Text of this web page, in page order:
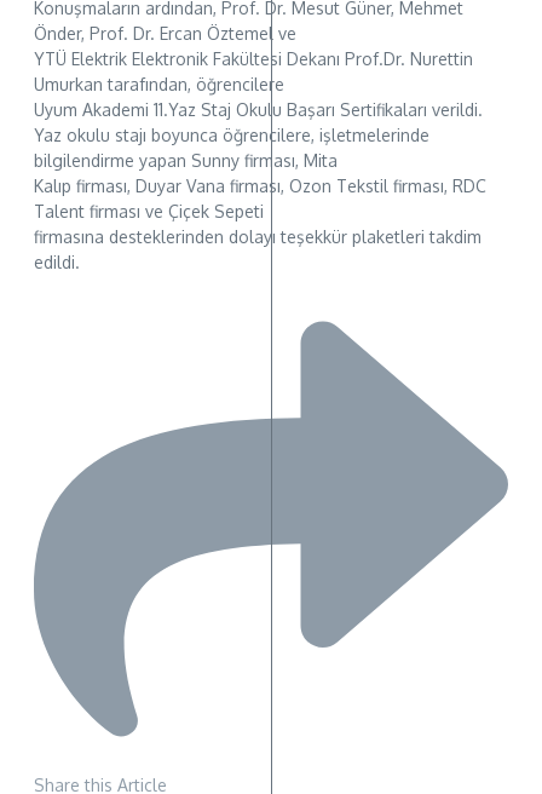
Konuşmaların ardından, Prof. Dr. Mesut Güner, Mehmet
Önder, Prof. Dr. Ercan Öztemel ve
YTÜ Elektrik Elektronik Fakültesi Dekanı Prof.Dr. Nurettin
Umurkan tarafından, öğrencilere
Uyum Akademi 11.Yaz Staj Okulu Başarı Sertifikaları verildi.
Yaz okulu stajı boyunca öğrencilere, işletmelerinde
bilgilendirme yapan Sunny firması, Mita
Kalıp firması, Duyar Vana firması, Ozon Tekstil firması, RDC
Talent firması ve Çiçek Sepeti
firmasına desteklerinden dolayı teşekkür plaketleri takdim
edildi.
Share this Article